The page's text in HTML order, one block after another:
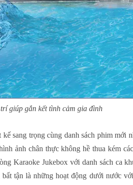
giúp gắn kết tình cảm gia đình
sang trọng cùng danh sách phim mới
ảnh chân thực không hề thua kém
Karaoke Jukebox với danh sách ca
tận là những hoạt động dưới nước